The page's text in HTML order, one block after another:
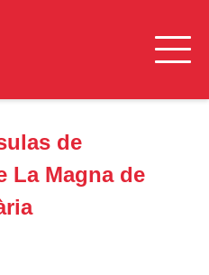
de
La Magna de